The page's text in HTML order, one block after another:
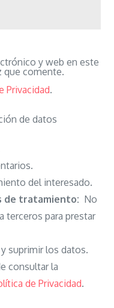
y web en este
que comente.
Privacidad.
de datos
del interesado.
de tratamiento: No
terceros para prestar
suprimir los datos.
consultar la
de Privacidad.